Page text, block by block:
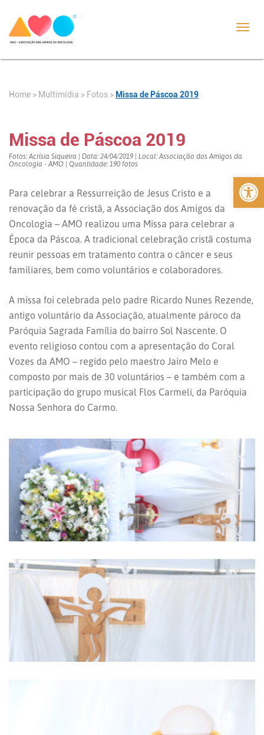
Abrir
Home > Multimídia > Fotos > Missa de Páscoa 2019
Missa de Páscoa 2019
Fotos: Acrísia Siqueira | Data: 24/04/2019 | Local: Associação dos Amigos da
Oncologia - AMO | Quantidade: 190 fotos
Para celebrar a Ressurreição de Jesus Cristo e a
renovação da fé cristã, a Associação dos Amigos da
Oncologia – AMO realizou uma Missa para celebrar a
Época da Páscoa. A tradicional celebração cristã costuma
reunir pessoas em tratamento contra o câncer e seus
familiares, bem como voluntários e colaboradores.
A missa foi celebrada pelo padre Ricardo Nunes Rezende,
antigo voluntário da Associação, atualmente pároco da
Paróquia Sagrada Família do bairro Sol Nascente. O
evento religioso contou com a apresentação do Coral
Vozes da AMO – regido pelo maestro Jairo Melo e
composto por mais de 30 voluntários – e também com a
participação do grupo musical Flos Carmeli, da Paróquia
Nossa Senhora do Carmo.